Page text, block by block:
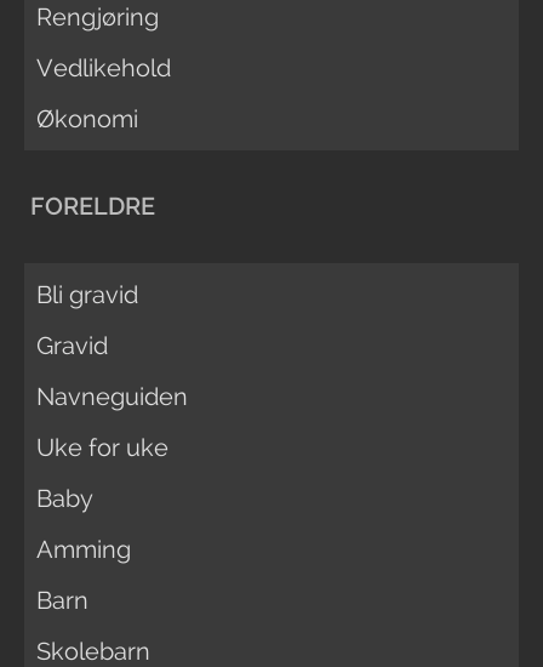
Rengjøring
Vedlikehold
Økonomi
FORELDRE
Bli gravid
Gravid
Navneguiden
Uke for uke
Baby
Amming
Barn
Skolebarn